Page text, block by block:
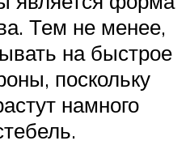
Тем не менее,
на быстрое
поскольку
намного